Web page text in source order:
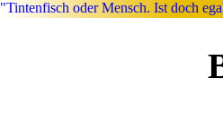
"Tintenfisch oder Mensch. Ist doch